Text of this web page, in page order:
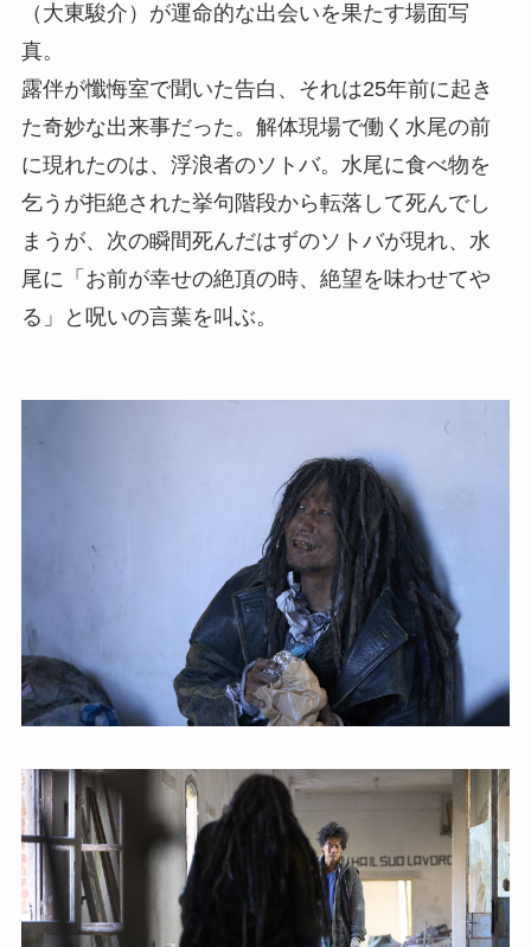
（大東駿介）が運命的な出会いを果たす場面写
真。
露伴が懺悔室で聞いた告白、それは25年前に起き
た奇妙な出来事だった。解体現場で働く水尾の前
に現れたのは、浮浪者のソトバ。水尾に食べ物を
乞うが拒絶された挙句階段から転落して死んでし
まうが、次の瞬間死んだはずのソトバが現れ、水
尾に「お前が幸せの絶頂の時、絶望を味わせてや
る」と呪いの言葉を叫ぶ。